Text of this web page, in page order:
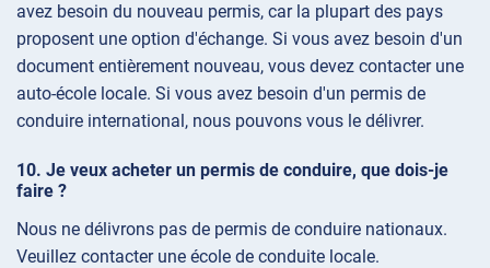
avez besoin du nouveau permis, car la plupart des pays
proposent une option d'échange. Si vous avez besoin d'un
document entièrement nouveau, vous devez contacter une
auto-école locale. Si vous avez besoin d'un permis de
conduire international, nous pouvons vous le délivrer.
Je veux acheter un permis de conduire, que dois-je
faire ?
Nous ne délivrons pas de permis de conduire nationaux.
Veuillez contacter une école de conduite locale.